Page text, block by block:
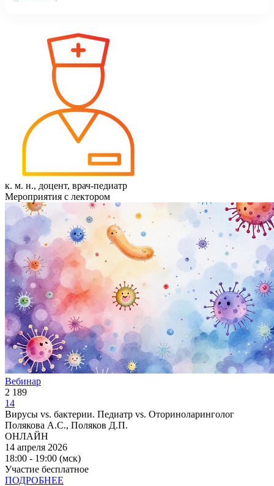
к. м. н., доцент, врач-педиатр
Мероприятия с лектором
Вебинар
2 189
14
Вирусы vs. бактерии. Педиатр vs. Оториноларинголог
Полякова А.С., Поляков Д.П.
ОНЛАЙН
14 апреля 2026
18:00 - 19:00 (мск)
Участие бесплатное
ПОДРОБНЕЕ